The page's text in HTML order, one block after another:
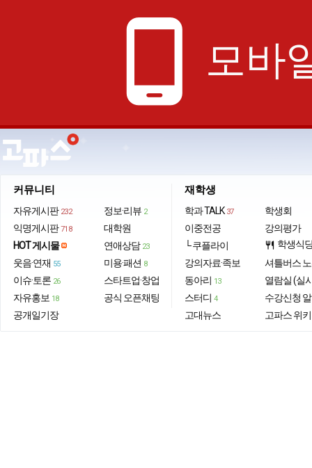
phone_android 모바
커뮤니티
자유게시판 232
익명게시판 718
HOT 게시물
웃음·연재 55
이슈·토론 26
자유홍보 18
공개일기장
정보·리뷰 2
대학원
연애상담 23
미용·패션 8
스타트업·창업
공식 오픈채팅
재학생
학과 TALK 37
이중전공
└ 쿠플라이
강의자료·족보
동아리 13
스터디 4
고대뉴스
학생회
강의평가
restaurant 학생식
셔틀버스
열람실 (실
수강신청
고파스 위키